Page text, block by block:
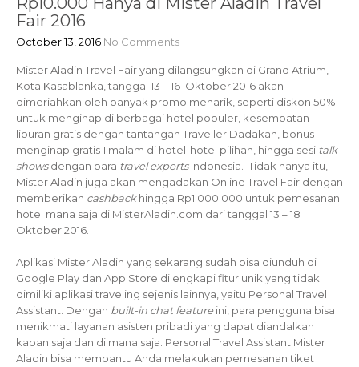
Fair 2016
October 13, 2016 No Comments
Mister Aladin Travel Fair yang dilangsungkan di Grand Atrium,
Kota Kasablanka, tanggal 13 – 16 Oktober 2016 akan
dimeriahkan oleh banyak promo menarik, seperti diskon 50%
untuk menginap di berbagai hotel populer, kesempatan
liburan gratis dengan tantangan Traveller Dadakan, bonus
menginap gratis 1 malam di hotel-hotel pilihan, hingga sesi talk
showsdengan para travel expertsIndonesia. Tidak hanya itu,
Mister Aladin juga akan mengadakan Online Travel Fair dengan
memberikan cashbackhingga Rp1.000.000 untuk pemesanan
hotel mana saja di MisterAladin.com dari tanggal 13 – 18
Oktober 2016.
Aplikasi Mister Aladin yang sekarang sudah bisa diunduh di
Google Play dan App Store dilengkapi fitur unik yang tidak
dimiliki aplikasi traveling sejenis lainnya, yaitu Personal Travel
Assistant. Dengan built-in chat featureini, para pengguna bisa
menikmati layanan asisten pribadi yang dapat diandalkan
kapan saja dan di mana saja. Personal Travel Assistant Mister
Aladin bisa membantu Anda melakukan pemesanan tiket